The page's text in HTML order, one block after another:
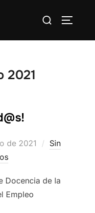
Buscar:
2021
de 2021
Sin
Docencia de la
Empleo